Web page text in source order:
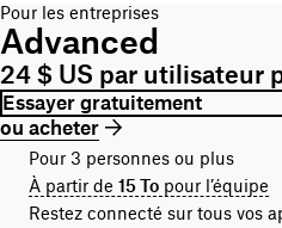
Pour les entreprises
Advanced
24 $ US par utilisateur
Essayer gratuitement
ou acheter
Pour 3 personnes ou plus
À partir de 15 To pour l’équipe
Restez connecté sur tous vos